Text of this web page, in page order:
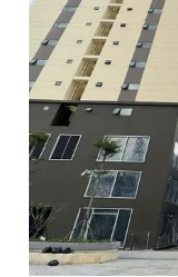
Giấy phép xuất bản
© 2003-2026 Bản
chép dưới mọi hình
bản. Phát triển bởi